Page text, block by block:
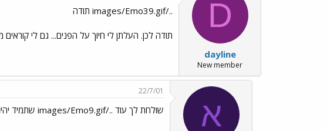
D
dayline
New member
../images/Emo39.gif תודה
תודה לכן. העלתן לי חיוך על הפנים... גם לי קוראים
א
22/7/01
שולחת לך עוד ../images/Emo9.gif שתמיד יהיו לך